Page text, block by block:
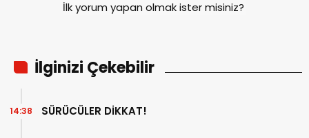
İlk yorum yapan olmak ister misiniz?
İlginizi Çekebilir
SÜRÜCÜLER DİKKAT!
14:38